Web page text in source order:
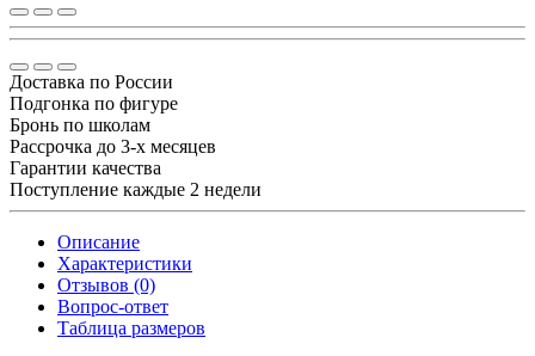
Доставка по России
Подгонка по фигуре
Бронь по школам
Рассрочка до 3-х месяцев
Гарантии качества
Поступление каждые 2 недели
Описание
Характеристики
Отзывов (0)
Вопрос-ответ
Таблица размеров